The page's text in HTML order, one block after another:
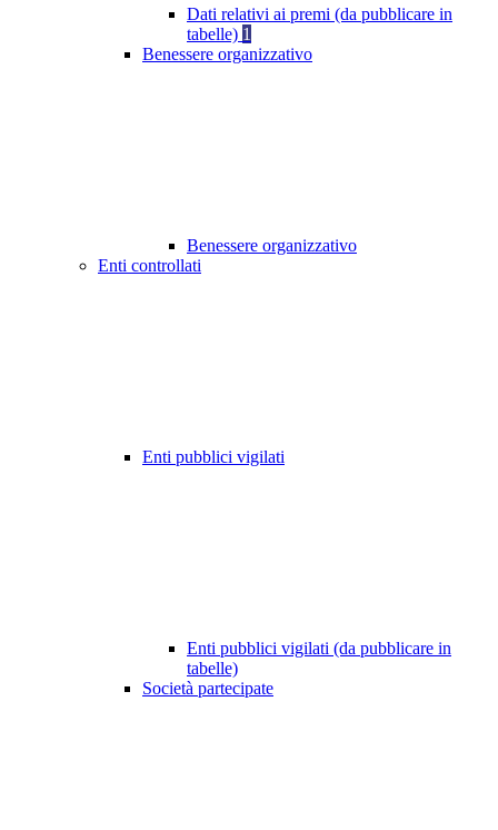
Dati relativi ai premi (da pubblicare in
tabelle) 1
Benessere organizzativo
Benessere organizzativo
Enti controllati
Enti pubblici vigilati
Enti pubblici vigilati (da pubblicare in
tabelle)
Società partecipate